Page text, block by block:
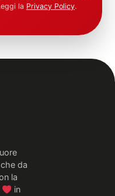
la Privacy Policy.
da
la
in